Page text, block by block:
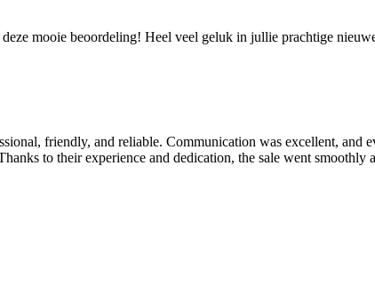
mooie beoordeling! Heel veel geluk in jullie prachtige
friendly, and reliable. Communication was excellent, and
to their experience and dedication, the sale went